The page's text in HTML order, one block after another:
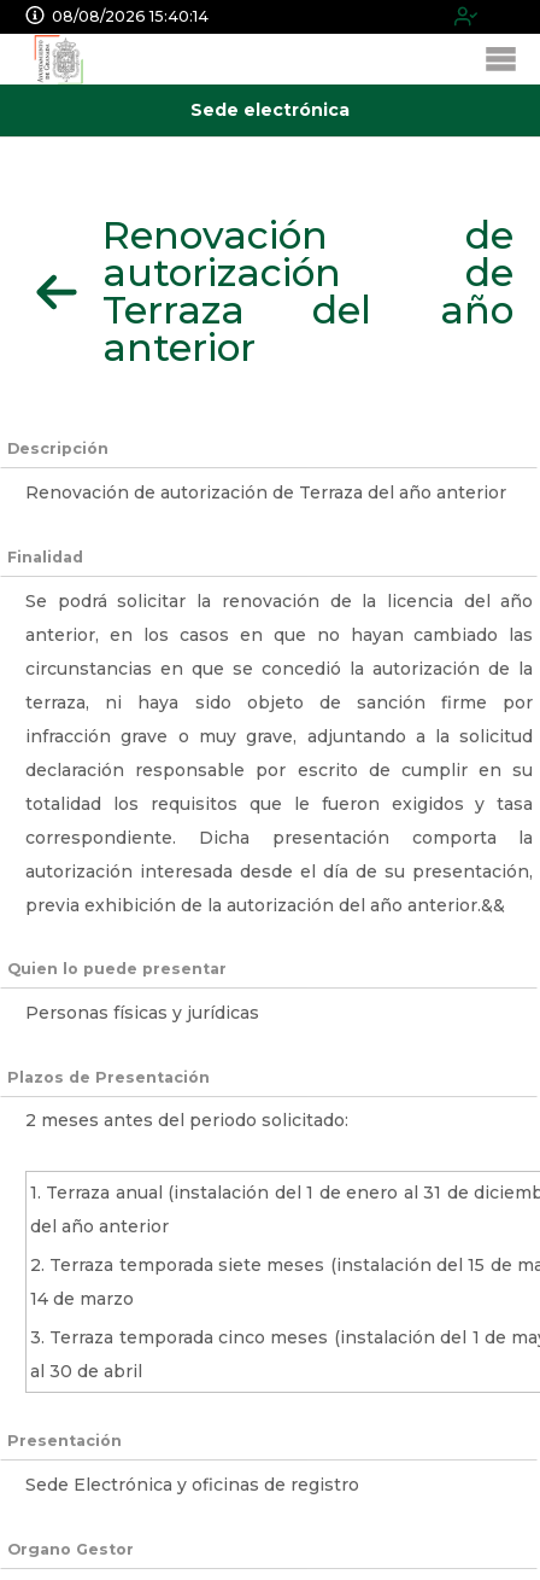
08/08/2026 15:40:14
Sede electrónica
Renovación de
autorización de
Terraza del año
anterior
Descripción
Renovación de autorización de Terraza del año anterior
Finalidad
Se podrá solicitar la renovación de la licencia del año
anterior, en los casos en que no hayan cambiado las
circunstancias en que se concedió la autorización de la
terraza, ni haya sido objeto de sanción firme por
infracción grave o muy grave, adjuntando a la solicitud
declaración responsable por escrito de cumplir en su
totalidad los requisitos que le fueron exigidos y tasa
correspondiente. Dicha presentación comporta la
autorización interesada desde el día de su presentación,
previa exhibición de la autorización del año anterior.&&
Quien lo puede presentar
Personas físicas y jurídicas
Plazos de Presentación
2 meses antes del periodo solicitado:
1. Terraza anual (instalación del 1 de enero al 31 de
del año anterior
2. Terraza temporada siete meses (instalación del 15 de
14 de marzo
3. Terraza temporada cinco meses (instalación del 1 de
al 30 de abril
Presentación
Sede Electrónica y oficinas de registro
Organo Gestor